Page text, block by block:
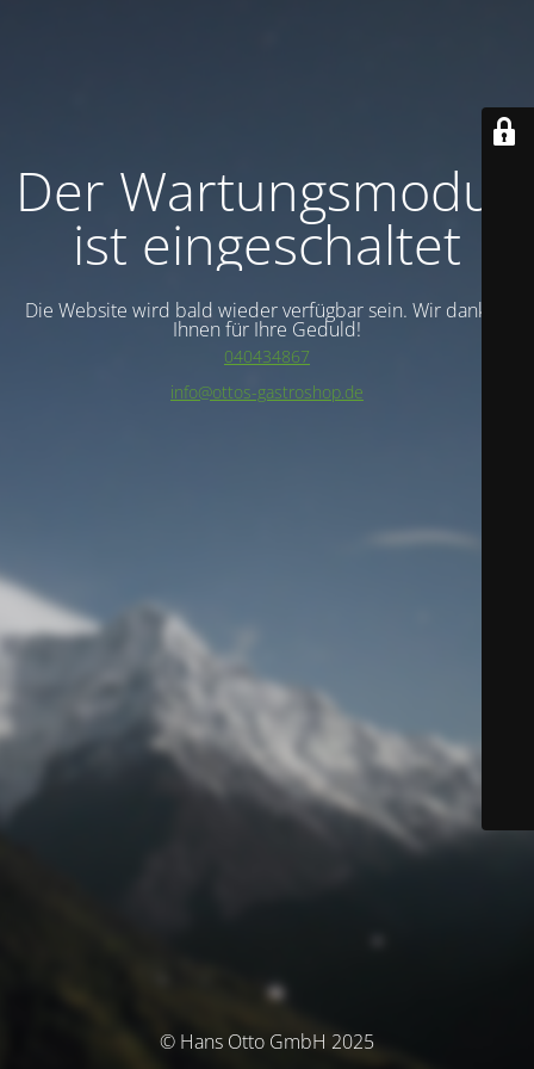
Der Wartungsmodus
ist eingeschaltet
Die Website wird bald wieder verfügbar sein. Wir danken
Ihnen für Ihre Geduld!
040434867
info@ottos-gastroshop.de
© Hans Otto GmbH 2025